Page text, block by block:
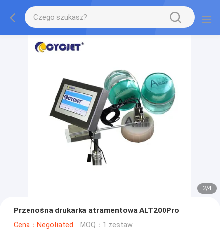
2/4
Przenośna drukarka atramentowa ALT200Pro
Cena：Negotiated MOQ：1 zestaw